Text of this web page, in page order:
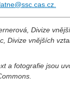
Divize
Divize vnějších
a fotografie jsou